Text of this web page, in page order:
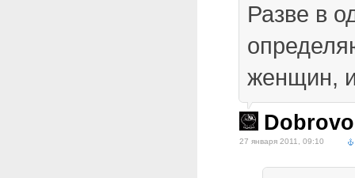
Разве в
женщин,
27 января 2011, 09:10